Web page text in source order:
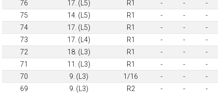
76
17. (L5) R1 - -
-
75
14. (L5) R1 - -
-
74
17. (L5) R1 - -
-
73
17. (L4) R1 - -
-
72
18. (L3) R1 - -
-
71
11. (L3) R1 - -
-
70
9. (L3) 1/16 - -
-
69
9. (L3) R2 - -
-